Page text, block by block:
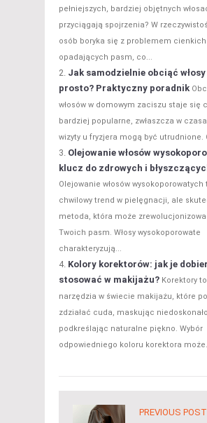
pełniejszych, bardziej objętnych
przyciągają spojrzenia? W
osób boryka się z problemem
opadających pasm, co...
Jak samodzielnie obciąć włosy
prosto? Praktyczny poradnik
włosów w domowym zaciszu staje się
bardziej popularne, zwłaszcza w
wizyty u fryzjera mogą być utrudnione.
Olejowanie włosów
klucz do zdrowych i
Olejowanie włosów wysokoporowatych
chwilowy trend w pielęgnacji, ale
metoda, która może
Twoich pasm. Włosy wysokoporowate
charakteryzują...
Kolory korektorów: jak je
stosować w makijażu? Korektory
narzędzia w świecie makijażu, które
zdziałać cuda, maskując
podkreślając naturalne piękno. Wybór
odpowiedniego koloru korektora
PREVIOUS POST